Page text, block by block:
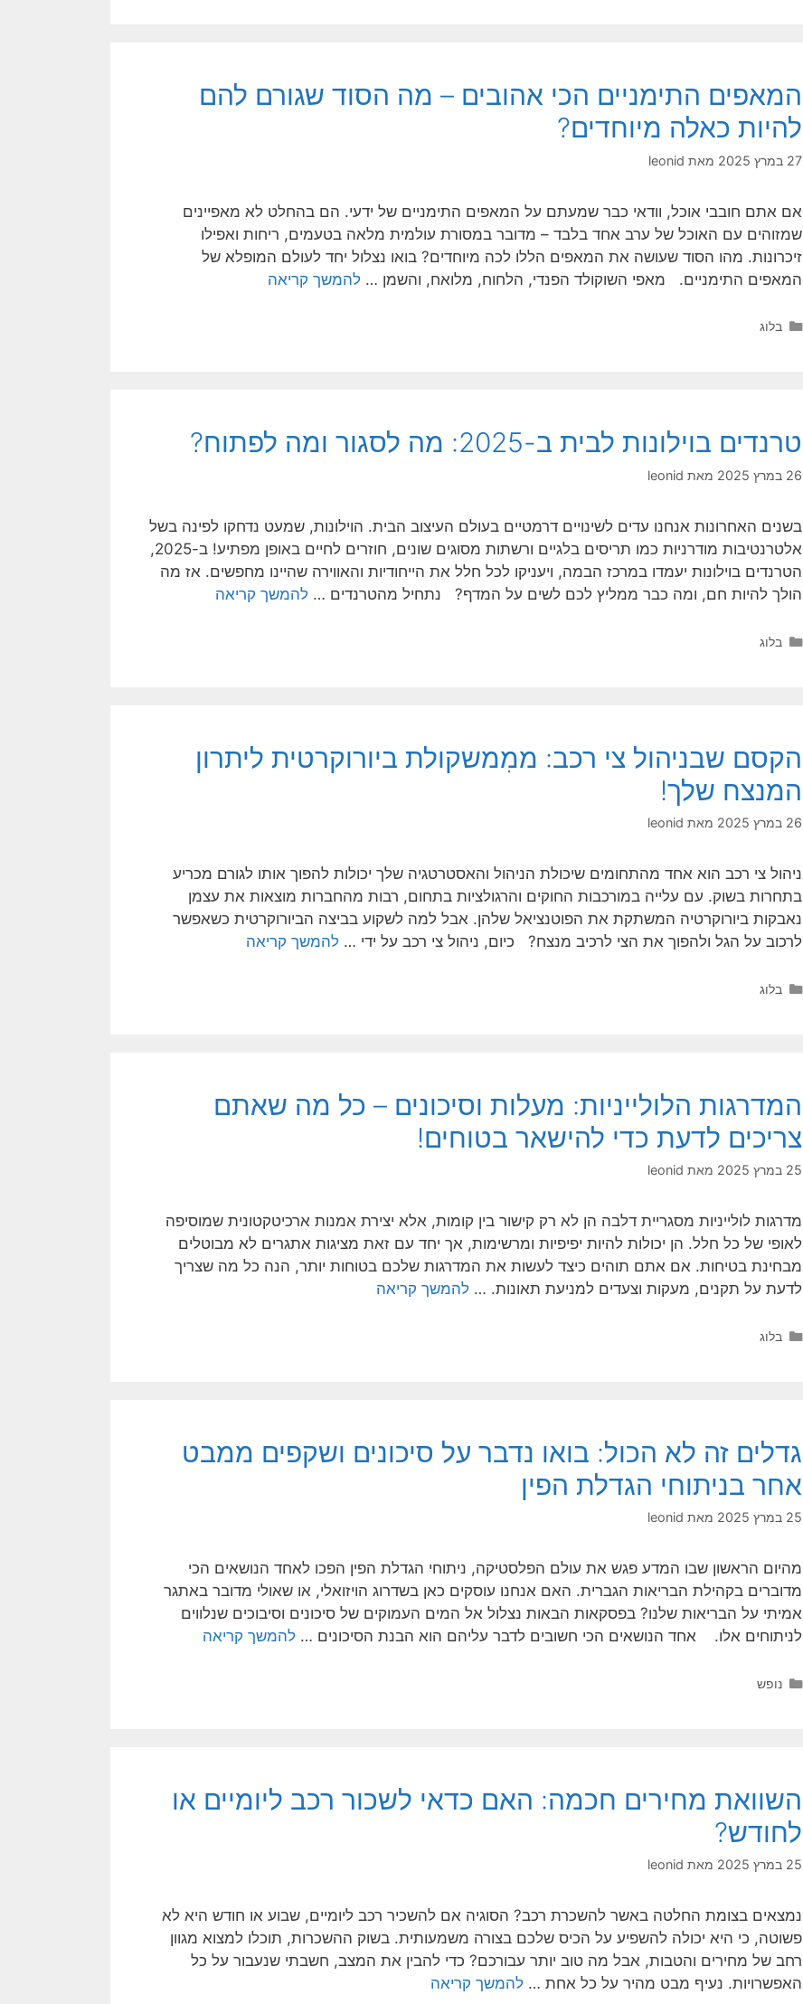
המאפים התימניים הכי אהובים – מה הסוד שגורם להם
להיות כאלה מיוחדים?
27 במרץ 2025 מאת leonid
אם אתם חובבי אוכל, וודאי כבר שמעתם על המאפים התימניים של ידעי. הם בהחלט לא מאפיינים
שמזוהים עם האוכל של ערב אחד בלבד – מדובר במסורת עולמית מלאה בטעמים, ריחות ואפילו
זיכרונות. מהו הסוד שעושה את המאפים הללו לכה מיוחדים? בואו נצלול יחד לעולם המופלא של
המאפים התימניים. מאפי השוקולד הפנדי, הלחוח, מלואח, והשמן … להמשך קריאה
קטגוריות
בלוג
טרנדים בוילונות לבית ב-2025: מה לסגור ומה לפתוח?
26 במרץ 2025 מאת leonid
בשנים האחרונות אנחנו עדים לשינויים דרמטיים בעולם העיצוב הבית. הוילונות, שמעט נדחקו לפינה בשל
אלטרנטיבות מודרניות כמו תריסים בלגיים ורשתות מסוגים שונים, חוזרים לחיים באופן מפתיע! ב-2025,
הטרנדים בוילונות יעמדו במרכז הבמה, ויעניקו לכל חלל את הייחודיות והאווירה שהיינו מחפשים. אז מה
הולך להיות חם, ומה כבר ממליץ לכם לשים על המדף? נתחיל מהטרנדים … להמשך קריאה
קטגוריות
בלוג
הקסם שבניהול צי רכב: ממִמשקולת ביורוקרטית ליתרון
המנצח שלך!
26 במרץ 2025 מאת leonid
ניהול צי רכב הוא אחד מהתחומים שיכולת הניהול והאסטרטגיה שלך יכולות להפוך אותו לגורם מכריע
בתחרות בשוק. עם עלייה במורכבות החוקים והרגולציות בתחום, רבות מהחברות מוצאות את עצמן
נאבקות ביורוקרטיה המשתקת את הפוטנציאל שלהן. אבל למה לשקוע בביצה הביורוקרטית כשאפשר
לרכוב על הגל ולהפוך את הצי לרכיב מנצח? כיום, ניהול צי רכב על ידי … להמשך קריאה
קטגוריות
בלוג
המדרגות הלולייניות: מעלות וסיכונים – כל מה שאתם
צריכים לדעת כדי להישאר בטוחים!
25 במרץ 2025 מאת leonid
מדרגות לולייניות מסגריית דלבה הן לא רק קישור בין קומות, אלא יצירת אמנות ארכיטקטונית שמוסיפה
לאופי של כל חלל. הן יכולות להיות יפיפיות ומרשימות, אך יחד עם זאת מציגות אתגרים לא מבוטלים
מבחינת בטיחות. אם אתם תוהים כיצד לעשות את המדרגות שלכם בטוחות יותר, הנה כל מה שצריך
לדעת על תקנים, מעקות וצעדים למניעת תאונות. … להמשך קריאה
קטגוריות
בלוג
גדלים זה לא הכול: בואו נדבר על סיכונים ושקפים ממבט
אחר בניתוחי הגדלת הפין
25 במרץ 2025 מאת leonid
מהיום הראשון שבו המדע פגש את עולם הפלסטיקה, ניתוחי הגדלת הפין הפכו לאחד הנושאים הכי
מדוברים בקהילת הבריאות הגברית. האם אנחנו עוסקים כאן בשדרוג הויזואלי, או שאולי מדובר באתגר
אמיתי על הבריאות שלנו? בפסקאות הבאות נצלול אל המים העמוקים של סיכונים וסיבוכים שנלווים
לניתוחים אלו. אחד הנושאים הכי חשובים לדבר עליהם הוא הבנת הסיכונים … להמשך קריאה
קטגוריות
נופש
השוואת מחירים חכמה: האם כדאי לשכור רכב ליומיים או
לחודש?
25 במרץ 2025 מאת leonid
נמצאים בצומת החלטה באשר להשכרת רכב? הסוגיה אם להשכיר רכב ליומיים, שבוע או חודש היא לא
פשוטה, כי היא יכולה להשפיע על הכיס שלכם בצורה משמעותית. בשוק ההשכרות, תוכלו למצוא מגוון
רחב של מחירים והטבות, אבל מה טוב יותר עבורכם? כדי להבין את המצב, חשבתי שנעבור על כל
האפשרויות. נעיף מבט מהיר על כל אחת … להמשך קריאה